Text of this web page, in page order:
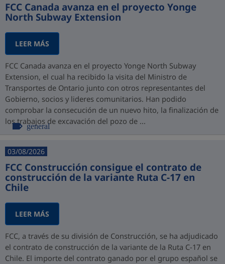
FCC Canada avanza en el proyecto Yonge
North Subway Extension
LEER MÁS
FCC Canada avanza en el proyecto Yonge North Subway
Extension, el cual ha recibido la visita del Ministro de
Transportes de Ontario junto con otros representantes del
Gobierno, socios y lideres comunitarios. Han podido
comprobar la consecución de un nuevo hito, la finalización de
los trabajos de excavación del pozo de ...
general
03/08/2026
FCC Construcción consigue el contrato de
construcción de la variante Ruta C-17 en
Chile
LEER MÁS
FCC, a través de su división de Construcción, se ha adjudicado
el contrato de construcción de la variante de la Ruta C-17 en
Chile. El importe del contrato ganado por el grupo español se